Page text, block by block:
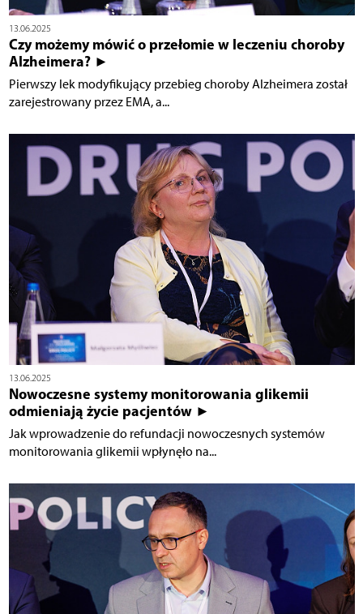
13.06.2025
Czy możemy mówić o przełomie w leczeniu choroby
Alzheimera? ►
Pierwszy lek modyfikujący przebieg choroby Alzheimera został
zarejestrowany przez EMA, a...
13.06.2025
Nowoczesne systemy monitorowania glikemii
odmieniają życie pacjentów ►
Jak wprowadzenie do refundacji nowoczesnych systemów
monitorowania glikemii wpłynęło na...